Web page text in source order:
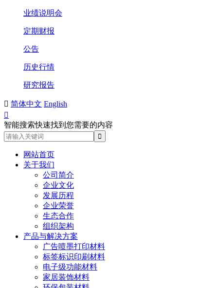
业绩说明会
定期财报
公告
历史行情
研究报告
 简体中文 English

智能搜索快速找到您需要的内容
网站首页
关于我们
公司简介
企业文化
发展历程
企业荣誉
生态合作
组织架构
产品与解决方案
广告喷墨打印材料
标签标识印刷材料
电子级功能材料
家居装饰材料